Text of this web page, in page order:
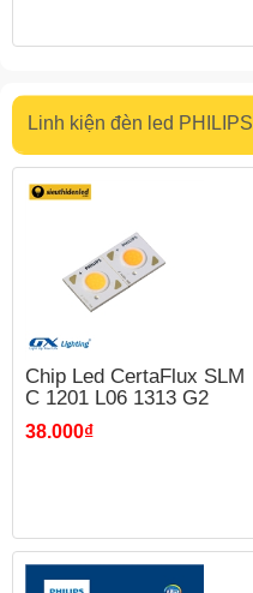
Linh kiện đèn led PHILIPS
Chip Led CertaFlux SLM
C 1201 L06 1313 G2
38.000₫